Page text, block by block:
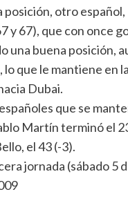
posición, otro
y 67), que con once
una buena posición,
que le mantiene en
Dubai.
que se
Martín terminó el
el 43 (-3).
jornada (sábado 5